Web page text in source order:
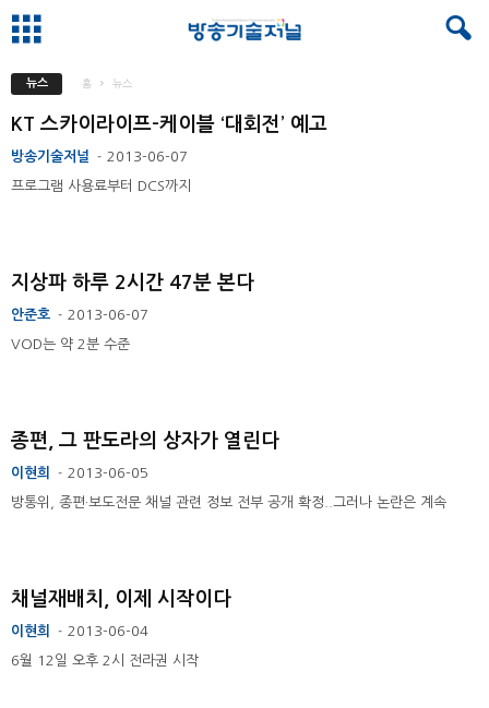
뉴스 홈 뉴스
KT 스카이라이프-케이블 ‘대회전’ 예고
방송기술저널 - 2013-06-07
프로그램 사용료부터 DCS까지
지상파 하루 2시간 47분 본다
안준호 - 2013-06-07
VOD는 약 2분 수준
종편, 그 판도라의 상자가 열린다
이현희 - 2013-06-05
방통위, 종편·보도전문 채널 관련 정보 전부 공개 확정..그러나 논란은 계속
채널재배치, 이제 시작이다
이현희 - 2013-06-04
6월 12일 오후 2시 전라권 시작